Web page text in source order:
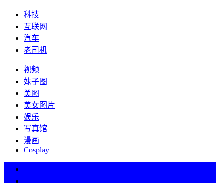
科技
互联网
汽车
老司机
视频
妹子图
美图
美女图片
娱乐
写真馆
漫画
Cosplay